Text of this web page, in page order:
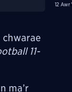
chwarae
11-
ma’r
12 Awr